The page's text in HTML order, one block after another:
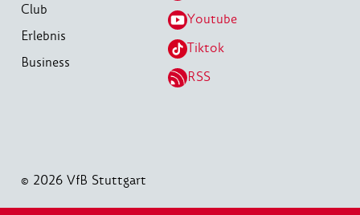
Club
Erlebnis
Business
Youtube
Tiktok
RSS
© 2026 VfB Stuttgart